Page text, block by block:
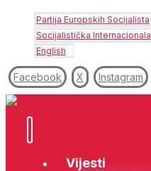
Partija Europskih Socijalista
Socijalistička Internacionala
English
Facebook X Instagram
Vijesti